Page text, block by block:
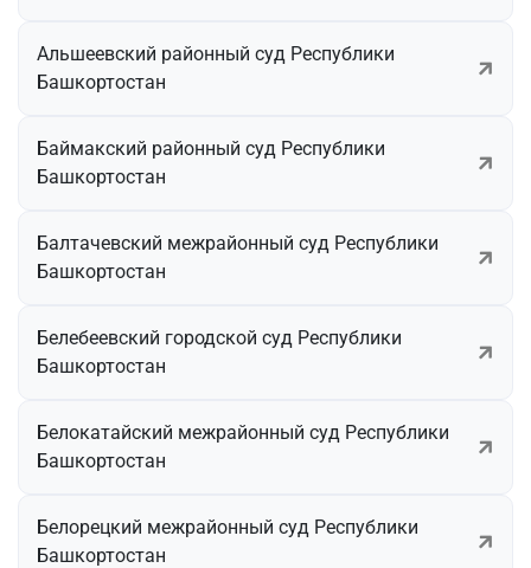
Альшеевский районный суд Республики
Башкортостан
Баймакский районный суд Республики
Башкортостан
Балтачевский межрайонный суд Республики
Башкортостан
Белебеевский городской суд Республики
Башкортостан
Белокатайский межрайонный суд Республики
Башкортостан
Белорецкий межрайонный суд Республики
Башкортостан